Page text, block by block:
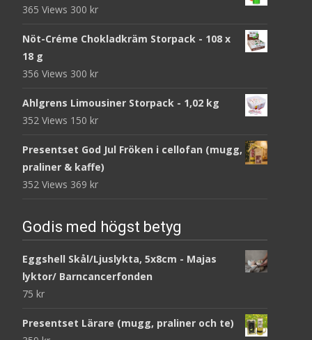
365 Views 300 kr
Nöt-Créme Chokladkräm Storpack - 108 x
18 g
356 Views 300 kr
Ahlgrens Limousiner Storpack - 1,02 kg
352 Views 150 kr
Presentset God Jul Fröken i cellofan (mugg,
praliner & kaffe)
352 Views 369 kr
Godis med högst betyg
Eggshell Skål/Ljuslykta, 5x8cm - Majas
lyktor/ Barncancerfonden
75 kr
Presentset Lärare (mugg, praliner och te)